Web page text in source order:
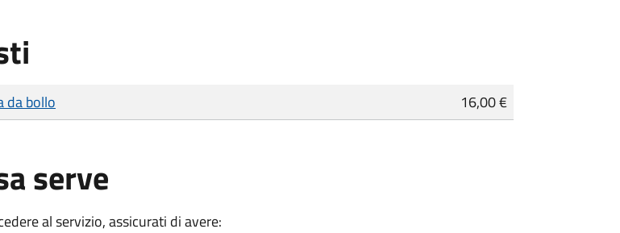
pagamento
da bollo 16,00 €
serve
al servizio, assicurati di avere: